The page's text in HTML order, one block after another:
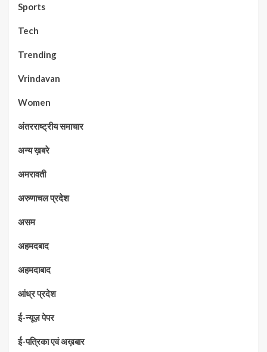
Sports
Tech
Trending
Vrindavan
Women
अंतरराष्ट्रीय समाचार
अन्य ख़बरे
अमरावती
अरुणाचल प्रदेश
असम
अहमदबाद
अहमदाबाद
आंध्र प्रदेश
ई-न्यूज़ पेपर
ई-पत्रिका एवं अख़बार